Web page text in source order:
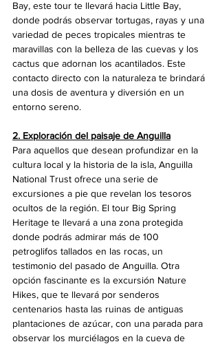
Bay, este tour te llevará hacia Little Bay,
donde podrás observar tortugas, rayas y una
variedad de peces tropicales mientras te
maravillas con la belleza de las cuevas y los
cactus que adornan los acantilados. Este
contacto directo con la naturaleza te brindará
una dosis de aventura y diversión en un
entorno sereno.
2. Exploración del paisaje de Anguilla
Para aquellos que desean profundizar en la
cultura local y la historia de la isla, Anguilla
National Trust ofrece una serie de
excursiones a pie que revelan los tesoros
ocultos de la región. El tour Big Spring
Heritage te llevará a una zona protegida
donde podrás admirar más de 100
petroglifos tallados en las rocas, un
testimonio del pasado de Anguilla. Otra
opción fascinante es la excursión Nature
Hikes, que te llevará por senderos
centenarios hasta las ruinas de antiguas
plantaciones de azúcar, con una parada para
observar los murciélagos en la cueva de